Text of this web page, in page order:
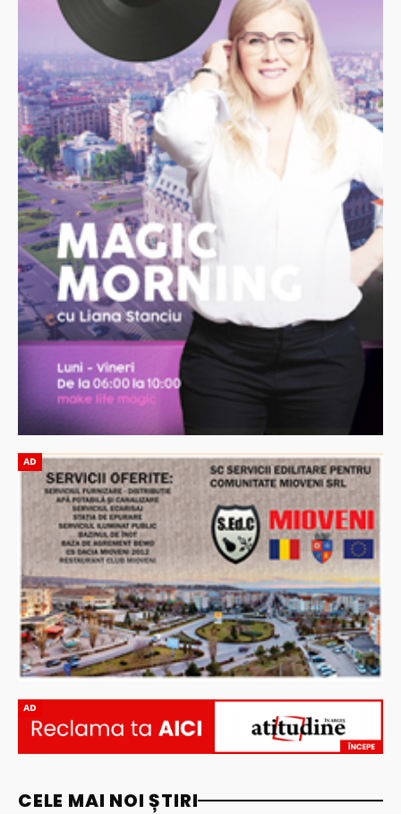
AD
AD
CELE MAI NOI ȘTIRI